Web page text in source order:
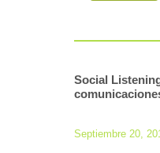
Social
Septiembre 20,